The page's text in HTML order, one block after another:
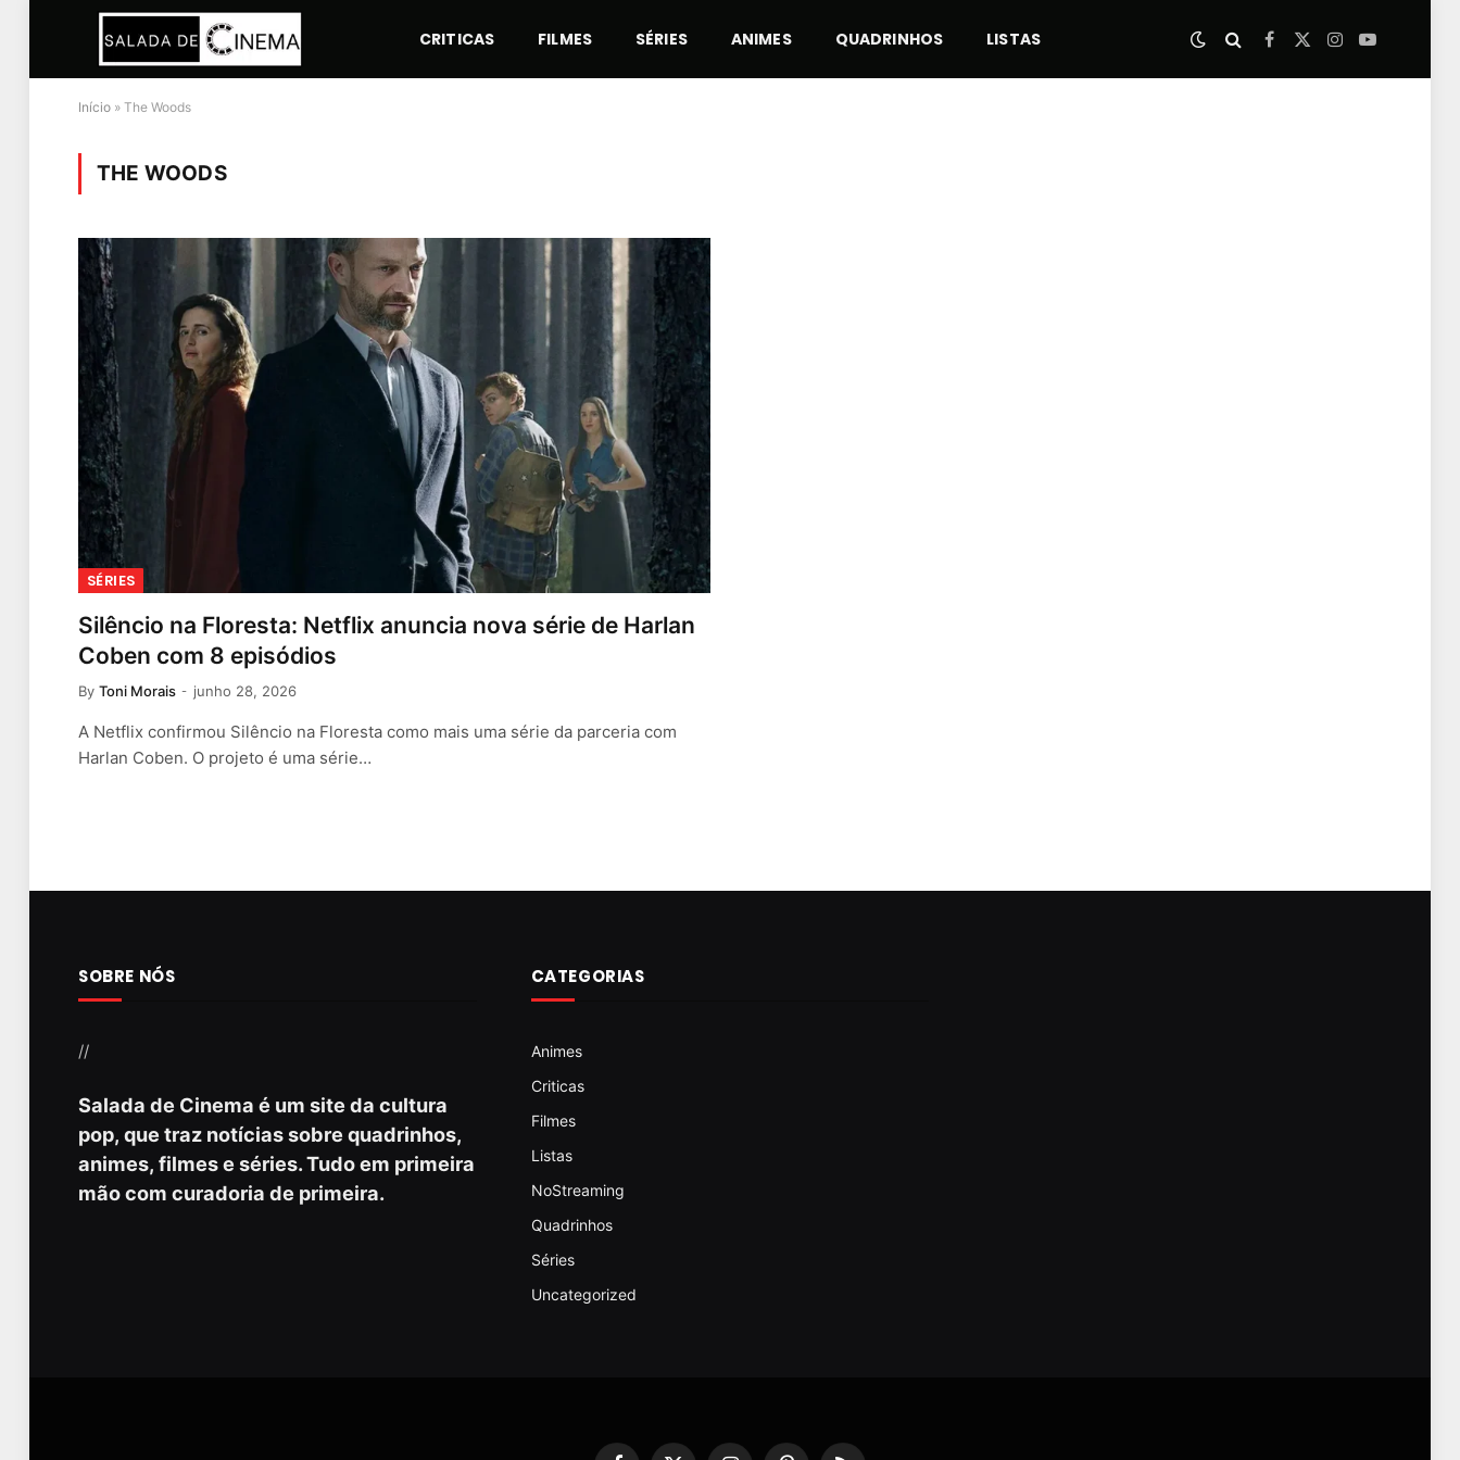
CRITICAS FILMES SÉRIES ANIMES QUADRINHOS LISTAS Facebook
X
Instagram
YouTube
Início » The Woods
THE WOODS
SÉRIES
Silêncio na Floresta: Netflix anuncia nova série de Harlan
Coben com 8 episódios
By Toni Morais junho 28, 2026
A Netflix confirmou Silêncio na Floresta como mais uma série da parceria com
Harlan Coben. O projeto é uma série…
SOBRE NÓS
//
Salada de Cinema é um site da cultura
pop, que traz notícias sobre quadrinhos,
animes, filmes e séries. Tudo em primeira
mão com curadoria de primeira.
CATEGORIAS
Animes
Criticas
Filmes
Listas
NoStreaming
Quadrinhos
Séries
Uncategorized